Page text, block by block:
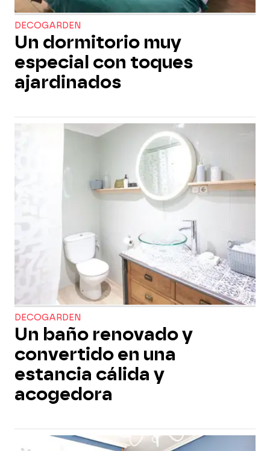
DECOGARDEN
Un dormitorio muy
especial con toques
ajardinados
DECOGARDEN
Un baño renovado y
convertido en una
estancia cálida y
acogedora